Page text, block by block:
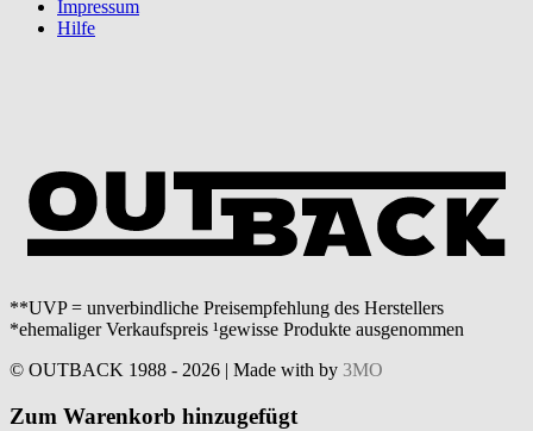
Impressum
Hilfe
**UVP = unverbindliche Preisempfehlung des Herstellers
*ehemaliger Verkaufspreis ¹gewisse Produkte ausgenommen
© OUTBACK 1988 - 2026 | Made with by 3MO
Zum Warenkorb hinzugefügt